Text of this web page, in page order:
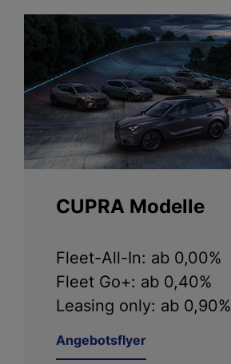
CUPRA Modelle
Fleet-All-In: ab 0,00%
Fleet Go+: ab 0,40%
Leasing only: ab 0,90%
Angebotsflyer